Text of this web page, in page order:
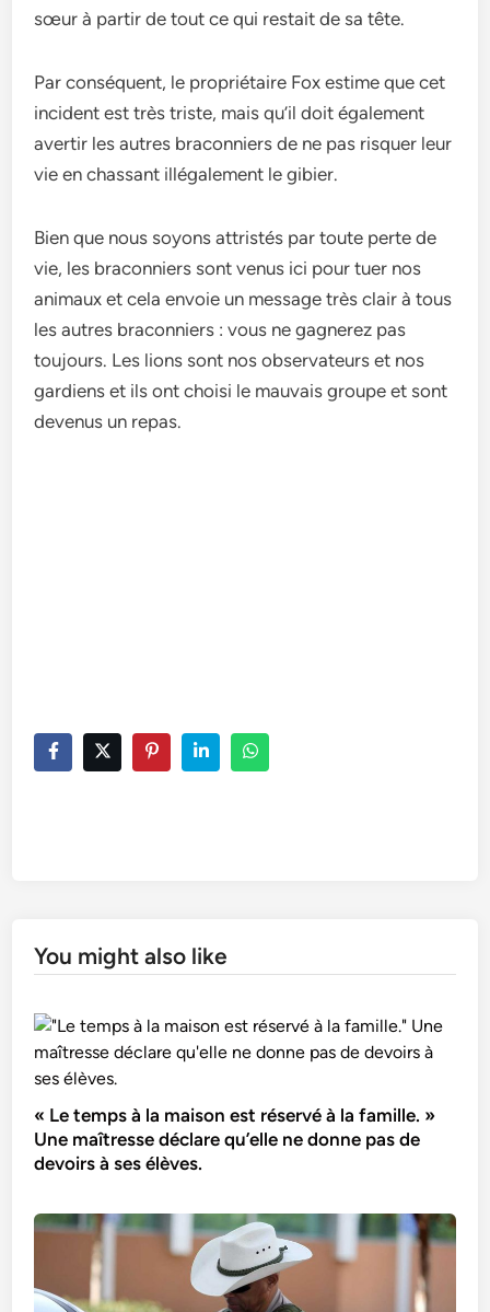
sœur à partir de tout ce qui restait de sa tête.
Par conséquent, le propriétaire Fox estime que cet
incident est très triste, mais qu’il doit également
avertir les autres braconniers de ne pas risquer leur
vie en chassant illégalement le gibier.
Bien que nous soyons attristés par toute perte de
vie, les braconniers sont venus ici pour tuer nos
animaux et cela envoie un message très clair à tous
les autres braconniers : vous ne gagnerez pas
toujours. Les lions sont nos observateurs et nos
gardiens et ils ont choisi le mauvais groupe et sont
devenus un repas.
You might also like
« Le temps à la maison est réservé à la famille. »
Une maîtresse déclare qu’elle ne donne pas de
devoirs à ses élèves.